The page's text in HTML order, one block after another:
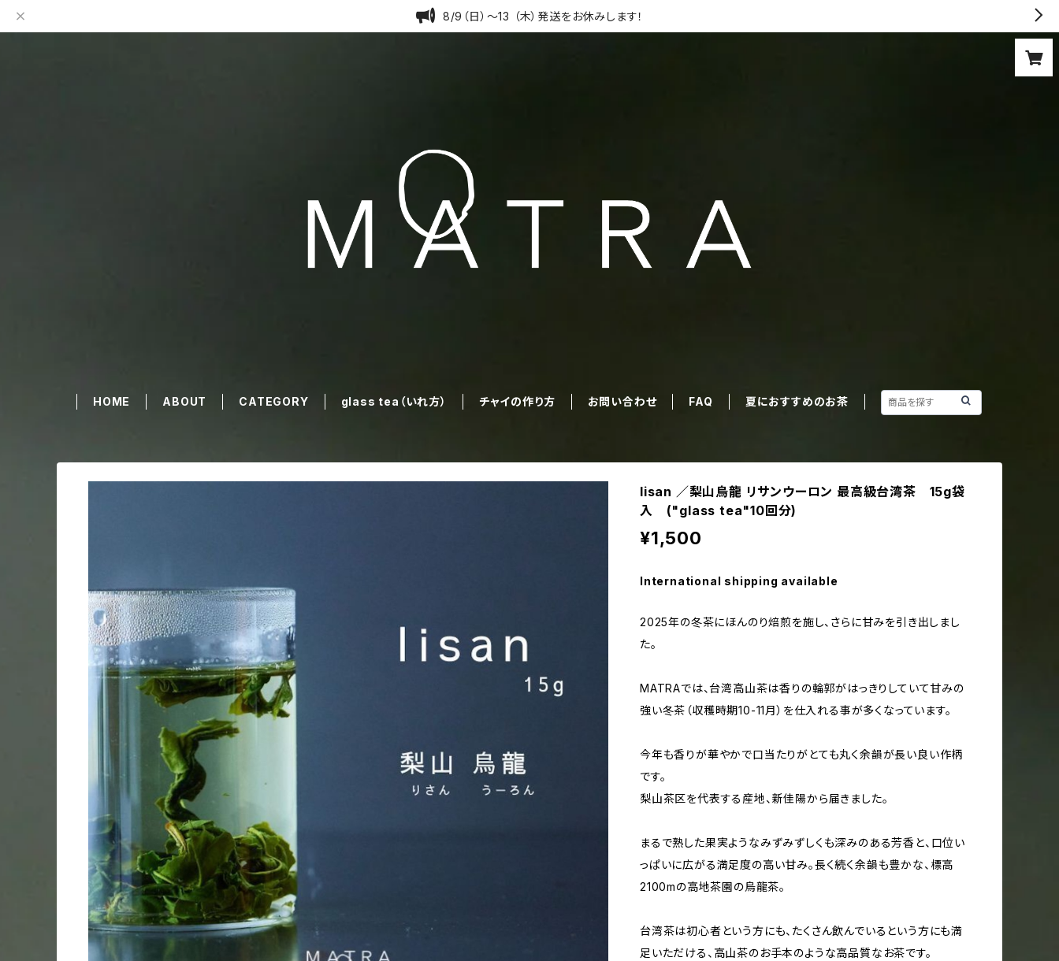
8/9（日）〜13 （木）発送をお休みします！
HOME ABOUT CATEGORY glass tea（いれ方） チャイの作り方 お問い合わせ FAQ 夏におすすめのお茶
lisan ／梨山烏龍 リサンウーロン 最高級台湾茶 15g袋
入 ("glass tea"10回分)
¥1,500
International shipping available
2025年の冬茶にほんのり焙煎を施し、さらに甘みを引き出しまし
た。
MATRAでは、台湾高山茶は香りの輪郭がはっきりしていて甘みの
強い冬茶（収穫時期10-11月）を仕入れる事が多くなっています。
今年も香りが華やかで口当たりがとても丸く余韻が長い良い作柄
です。
梨山茶区を代表する産地、新佳陽から届きました。
まるで熟した果実ようなみずみずしくも深みのある芳香と、口位い
っぱいに広がる満足度の高い甘み。長く続く余韻も豊かな、標高
2100mの高地茶園の烏龍茶。
台湾茶は初心者という方にも、たくさん飲んでいるという方にも満
足いただける、高山茶のお手本のような高品質なお茶です。